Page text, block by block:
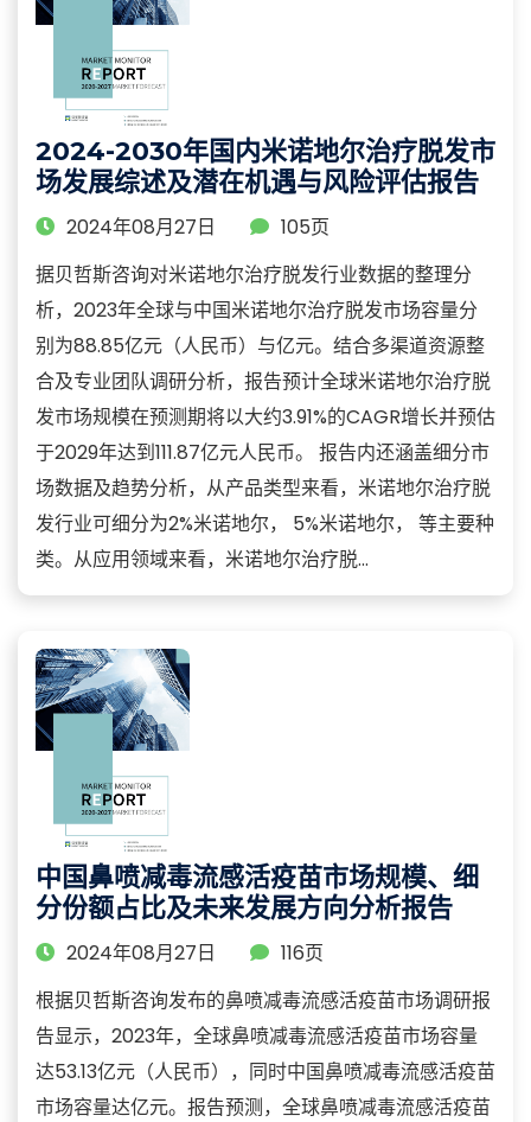
2024-2030年国内米诺地尔治疗脱发市
场发展综述及潜在机遇与风险评估报告
2024年08月27日
105页
据贝哲斯咨询对米诺地尔治疗脱发行业数据的整理分
析，2023年全球与中国米诺地尔治疗脱发市场容量分
别为88.85亿元（人民币）与亿元。结合多渠道资源整
合及专业团队调研分析，报告预计全球米诺地尔治疗脱
发市场规模在预测期将以大约3.91%的CAGR增长并预估
于2029年达到111.87亿元人民币。 报告内还涵盖细分市
场数据及趋势分析，从产品类型来看，米诺地尔治疗脱
发行业可细分为2%米诺地尔， 5%米诺地尔， 等主要种
类。从应用领域来看，米诺地尔治疗脱...
中国鼻喷减毒流感活疫苗市场规模、细
分份额占比及未来发展方向分析报告
2024年08月27日
116页
根据贝哲斯咨询发布的鼻喷减毒流感活疫苗市场调研报
告显示，2023年，全球鼻喷减毒流感活疫苗市场容量
达53.13亿元（人民币），同时中国鼻喷减毒流感活疫苗
市场容量达亿元。报告预测，全球鼻喷减毒流感活疫苗